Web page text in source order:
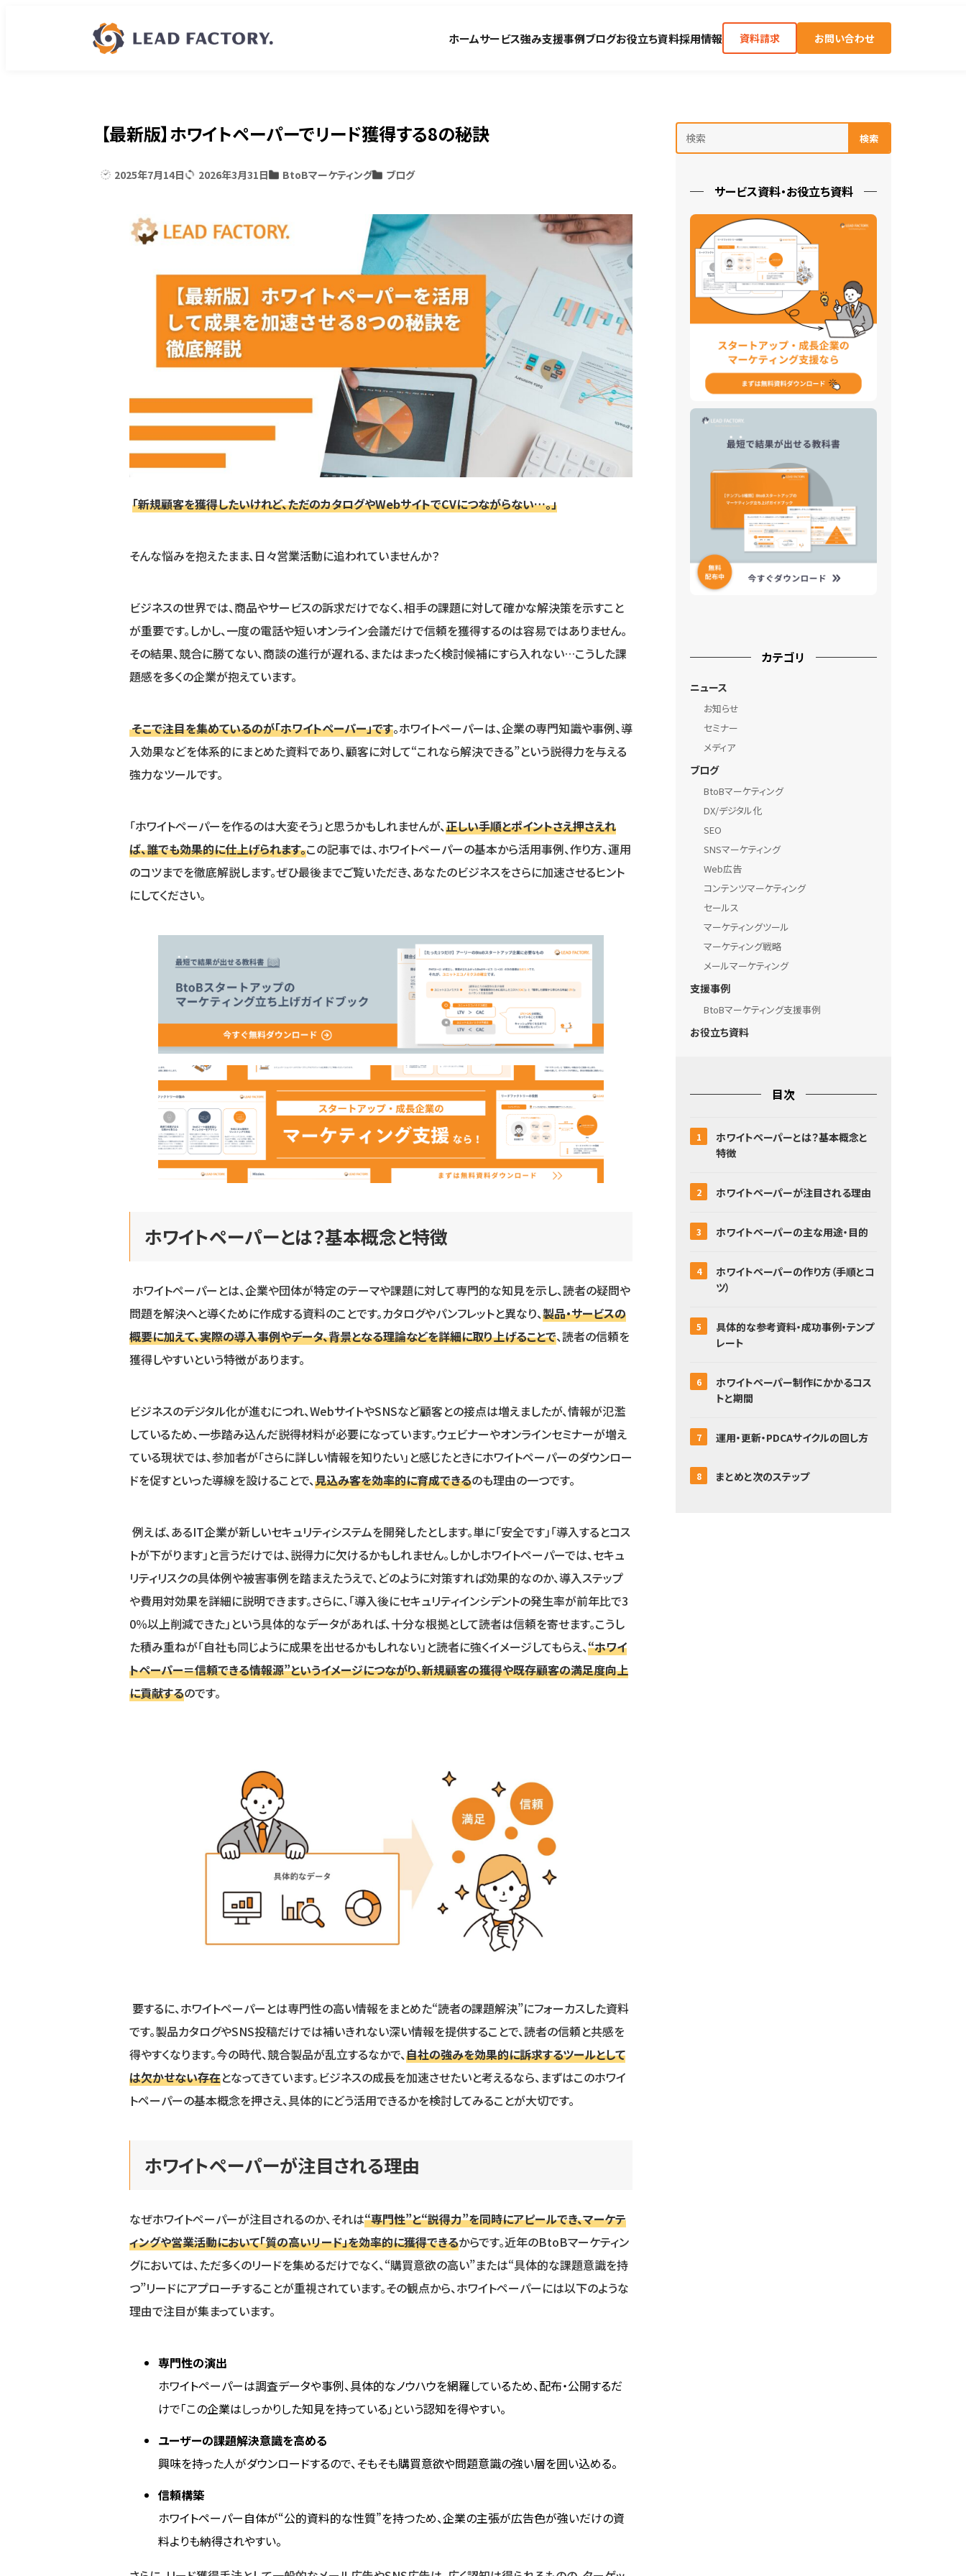
ホームサービス強み支援事例ブログお役立ち資料採用情報 資料請求 お問い合わせ
【最新版】ホワイトペーパーでリード獲得する8の秘訣
2025年7月14日 2026年3月31日 BtoBマーケティング ブログ
「新規顧客を獲得したいけれど、ただのカタログやWebサイトでCVにつながらない…。」
そんな悩みを抱えたまま、日々営業活動に追われていませんか？
ビジネスの世界では、商品やサービスの訴求だけでなく、相手の課題に対して確かな解決策を示すこと
が重要です。しかし、一度の電話や短いオンライン会議だけで信頼を獲得するのは容易ではありません。
その結果、競合に勝てない、商談の進行が遅れる、またはまったく検討候補にすら入れない…こうした課
題感を多くの企業が抱えています。
そこで注目を集めているのが「ホワイトペーパー」です。ホワイトペーパーは、企業の専門知識や事例、導
入効果などを体系的にまとめた資料であり、顧客に対して“これなら解決できる”という説得力を与える
強力なツールです。
「ホワイトペーパーを作るのは大変そう」と思うかもしれませんが、正しい手順とポイントさえ押さえれ
ば、誰でも効果的に仕上げられます。この記事では、ホワイトペーパーの基本から活用事例、作り方、運用
のコツまでを徹底解説します。ぜひ最後までご覧いただき、あなたのビジネスをさらに加速させるヒント
にしてください。
ホワイトペーパーとは？基本概念と特徴
ホワイトペーパーとは、企業や団体が特定のテーマや課題に対して専門的な知見を示し、読者の疑問や
問題を解決へと導くために作成する資料のことです。カタログやパンフレットと異なり、製品・サービスの
概要に加えて、実際の導入事例やデータ、背景となる理論などを詳細に取り上げることで、読者の信頼を
獲得しやすいという特徴があります。
ビジネスのデジタル化が進むにつれ、WebサイトやSNSなど顧客との接点は増えましたが、情報が氾濫
しているため、一歩踏み込んだ説得材料が必要になっています。ウェビナーやオンラインセミナーが増え
ている現状では、参加者が「さらに詳しい情報を知りたい」と感じたときにホワイトペーパーのダウンロー
ドを促すといった導線を設けることで、見込み客を効率的に育成できるのも理由の一つです。
例えば、あるIT企業が新しいセキュリティシステムを開発したとします。単に「安全です」「導入するとコス
トが下がります」と言うだけでは、説得力に欠けるかもしれません。しかしホワイトペーパーでは、セキュ
リティリスクの具体例や被害事例を踏まえたうえで、どのように対策すれば効果的なのか、導入ステップ
や費用対効果を詳細に説明できます。さらに、「導入後にセキュリティインシデントの発生率が前年比で3
0％以上削減できた」という具体的なデータがあれば、十分な根拠として読者は信頼を寄せます。こうし
た積み重ねが「自社も同じように成果を出せるかもしれない」と読者に強くイメージしてもらえ、“ホワイ
トペーパー＝信頼できる情報源”というイメージにつながり、新規顧客の獲得や既存顧客の満足度向上
に貢献するのです。
要するに、ホワイトペーパーとは専門性の高い情報をまとめた“読者の課題解決”にフォーカスした資料
です。製品カタログやSNS投稿だけでは補いきれない深い情報を提供することで、読者の信頼と共感を
得やすくなります。今の時代、競合製品が乱立するなかで、自社の強みを効果的に訴求するツールとして
は欠かせない存在となってきています。ビジネスの成長を加速させたいと考えるなら、まずはこのホワイ
トペーパーの基本概念を押さえ、具体的にどう活用できるかを検討してみることが大切です。
ホワイトペーパーが注目される理由
なぜホワイトペーパーが注目されるのか、それは“専門性”と“説得力”を同時にアピールでき、マーケテ
ィングや営業活動において「質の高いリード」を効率的に獲得できるからです。近年のBtoBマーケティン
グにおいては、ただ多くのリードを集めるだけでなく、“購買意欲の高い”または“具体的な課題意識を持
つ”リードにアプローチすることが重視されています。その観点から、ホワイトペーパーには以下のような
理由で注目が集まっています。
専門性の演出
ホワイトペーパーは調査データや事例、具体的なノウハウを網羅しているため、配布・公開するだ
けで「この企業はしっかりした知見を持っている」という認知を得やすい。
ユーザーの課題解決意識を高める
興味を持った人がダウンロードするので、そもそも購買意欲や問題意識の強い層を囲い込める。
信頼構築
ホワイトペーパー自体が“公的資料的な性質”を持つため、企業の主張が広告色が強いだけの資
料よりも納得されやすい。
検索
サービス資料・お役立ち資料
カテゴリ
ニュース
お知らせ
セミナー
メディア
ブログ
BtoBマーケティング
DX/デジタル化
SEO
SNSマーケティング
Web広告
コンテンツマーケティング
セールス
マーケティングツール
マーケティング戦略
メールマーケティング
支援事例
BtoBマーケティング支援事例
お役立ち資料
目次
ホワイトペーパーとは？基本概念と
特徴
ホワイトペーパーが注目される理由
ホワイトペーパーの主な用途・目的
ホワイトペーパーの作り方（手順とコ
ツ）
具体的な参考資料・成功事例・テンプ
レート
ホワイトペーパー制作にかかるコス
トと期間
運用・更新・PDCAサイクルの回し方
まとめと次のステップ